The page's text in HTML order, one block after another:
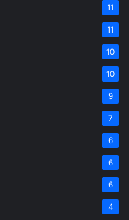
11
11
10
10
9
7
6
6
6
4